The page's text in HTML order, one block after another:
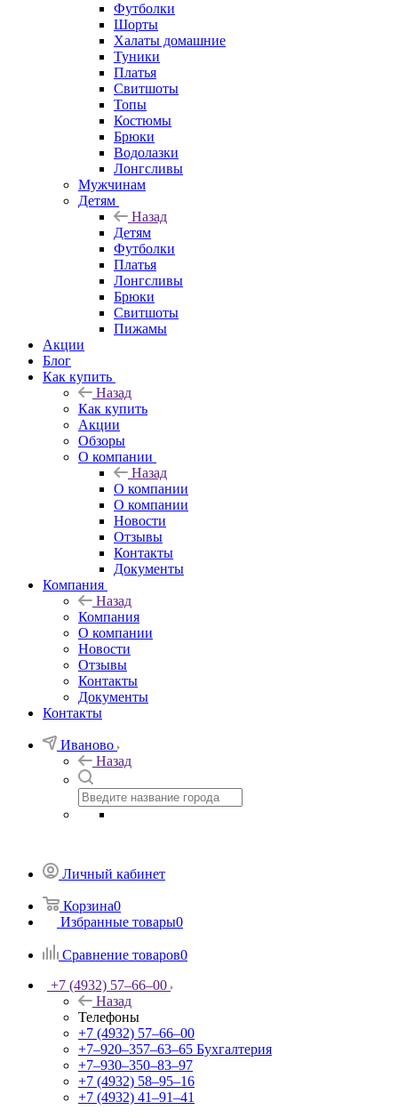
Футболки
Шорты
Халаты домашние
Туники
Платья
Свитшоты
Топы
Костюмы
Брюки
Водолазки
Лонгсливы
Мужчинам
Детям
Назад
Детям
Футболки
Платья
Лонгсливы
Брюки
Свитшоты
Пижамы
Акции
Блог
Как купить
Назад
Как купить
Акции
Обзоры
О компании
Назад
О компании
О компании
Новости
Отзывы
Контакты
Документы
Компания
Назад
Компания
О компании
Новости
Отзывы
Контакты
Документы
Контакты
Иваново
Назад
Личный кабинет
Корзина0
Избранные товары0
Сравнение товаров0
+7 (4932) 57‒66‒00
Назад
Телефоны
+7 (4932) 57‒66‒00
+7‒920‒357‒63‒65 Бухгалтерия
+7‒930‒350‒83‒97
+7 (4932) 58‒95‒16
+7 (4932) 41‒91‒41